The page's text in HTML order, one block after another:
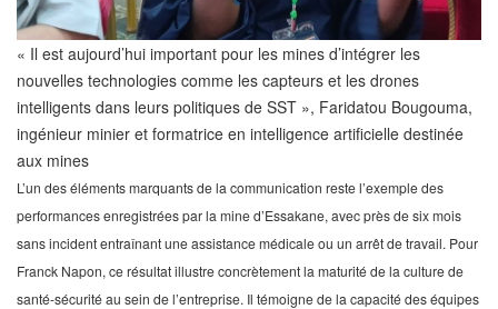
« Il est aujourd’hui important pour les mines d’intégrer les
nouvelles technologies comme les capteurs et les drones
intelligents dans leurs politiques de SST », Faridatou Bougouma,
ingénieur minier et formatrice en intelligence artificielle destinée
aux mines
L’un des éléments marquants de la communication reste l’exemple des
performances enregistrées par la mine d’Essakane, avec près de six mois
sans incident entraînant une assistance médicale ou un arrêt de travail. Pour
Franck Napon, ce résultat illustre concrètement la maturité de la culture de
santé-sécurité au sein de l’entreprise. Il témoigne de la capacité des équipes